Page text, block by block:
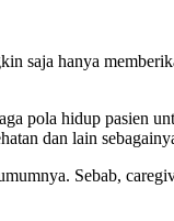
saja hanya
pola hidup pasien
dan lain
Sebab,